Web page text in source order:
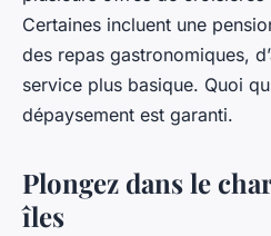
Certaines incluent une
des repas gastronomiques,
service plus basique. Quoi
dépaysement est garanti.
Plongez dans le
îles